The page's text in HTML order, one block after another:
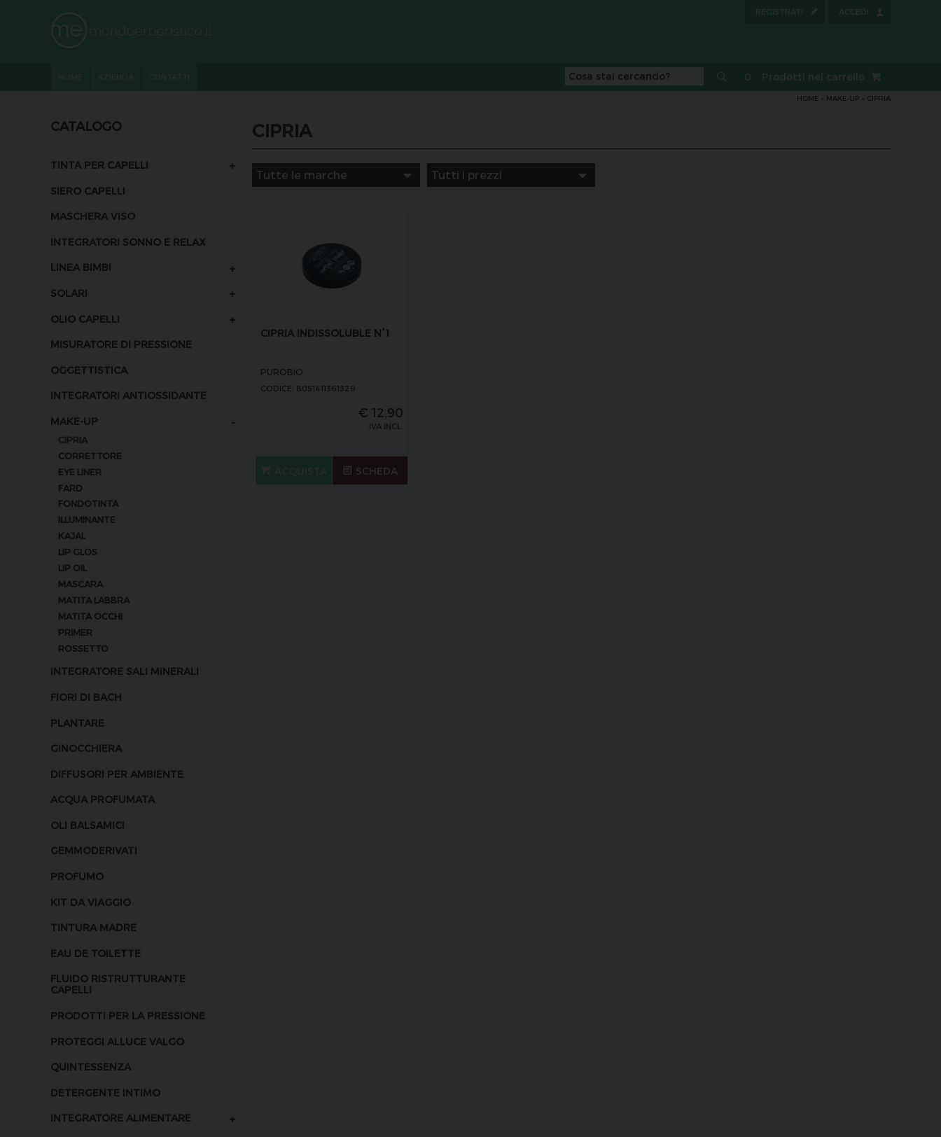
ACCEDI
REGISTRATI
0 Prodotti nel carrello
HOME » MAKE-UP » CIPRIA
CATALOGO
TINTA PER CAPELLI +
SIERO CAPELLI
MASCHERA VISO
INTEGRATORI SONNO E RELAX
LINEA BIMBI +
SOLARI +
OLIO CAPELLI +
MISURATORE DI PRESSIONE
OGGETTISTICA
INTEGRATORI ANTIOSSIDANTE
MAKE-UP -
CIPRIA
CORRETTORE
EYE LINER
FARD
FONDOTINTA
ILLUMINANTE
KAJAL
LIP GLOS
LIP OIL
MASCARA
MATITA LABBRA
MATITA OCCHI
PRIMER
ROSSETTO
INTEGRATORE SALI MINERALI
FIORI DI BACH
PLANTARE
GINOCCHIERA
DIFFUSORI PER AMBIENTE
ACQUA PROFUMATA
OLI BALSAMICI
GEMMODERIVATI
PROFUMO
KIT DA VIAGGIO
TINTURA MADRE
EAU DE TOILETTE
FLUIDO RISTRUTTURANTE
CAPELLI
PRODOTTI PER LA PRESSIONE
PROTEGGI ALLUCE VALGO
QUINTESSENZA
DETERGENTE INTIMO
INTEGRATORE ALIMENTARE +
CIPRIA
CIPRIA INDISSOLUBLE N°1
PUROBIO
CODICE: 8051411361329
€ 12,90
IVA INCL.
SCHEDA